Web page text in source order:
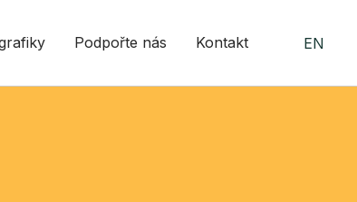
Podpořte nás Kontakt EN